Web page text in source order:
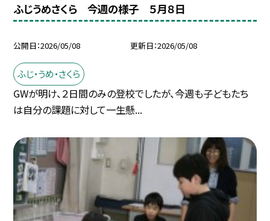
ふじうめさくら 今週の様子 ５月８日
公開日 2026/05/08 更新日 2026/05/08
ふじ・うめ・さくら
GWが明け、２日間のみの登校でしたが、今週も子どもたち
は自分の課題に対して一生懸...